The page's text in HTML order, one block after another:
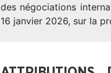
des négociations
16 janvier 2026, sur la